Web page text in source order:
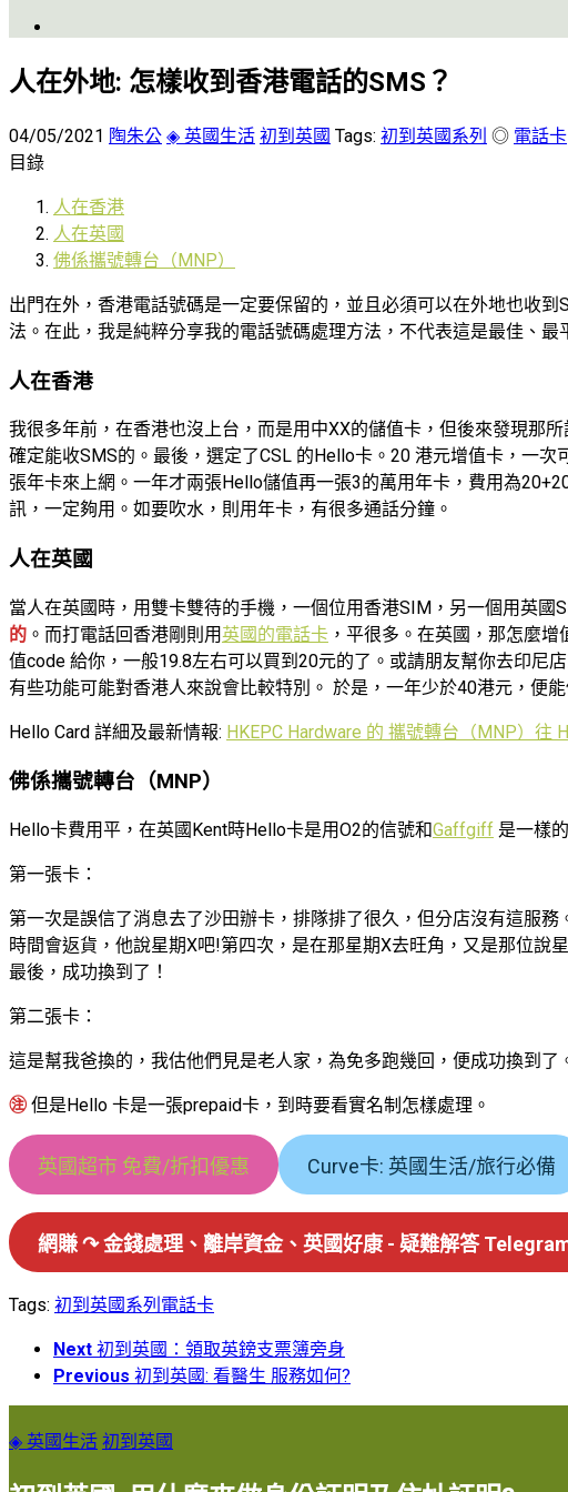
人在外地: 怎樣收到香港電話的SMS？
04/05/2021 陶朱公 ◈ 英國生活 初到英國 Tags: 初到英國系列 ◎ 電話卡
目錄
人在香港
人在英國
佛係攜號轉台（MNP）
出門在外，香港電話號碼是一定要保留的，並且必須可以在外地也收
法。在此，我是純粹分享我的電話號碼處理方法，不代表這是最佳、最
人在香港
我很多年前，在香港也沒上台，而是用中XX的儲值卡，但後來發現那
確定能收SMS的。最後，選定了CSL 的Hello卡。20 港元增值卡，一
張年卡來上網。一年才兩張Hello儲值再一張3的萬用年卡，費用為
訊，一定夠用。如要吹水，則用年卡，有很多通話分鐘。
人在英國
當人在英國時，用雙卡雙待的手機，一個位用香港SIM，另一個用英國
的 。而打電話回香港剛則用英國的電話卡 ，平很多。在英國，那怎麼
值code 給你，一般19.8左右可以買到20元的了。或請朋友幫你去印尼
有些功能可能對香港人來說會比較特別。 於是，一年少於40港元，便
Hello Card 詳細及最新情報: HKEPC Hardware 的 攜號轉台（MNP）往
佛係攜號轉台（MNP）
Hello卡費用平，在英國Kent時Hello卡是用O2的信號和Gaffgiff 是一樣
第一張卡：
第一次是誤信了消息去了沙田辦卡，排隊排了很久，但分店沒有這服
時間會返貨，他說星期X吧!第四次，是在那星期X去旺角，又是那位說
最後，成功換到了！
第二張卡：
這是幫我爸換的，我估他們見是老人家，為免多跑幾回，便成功換到了
㊟ 但是Hello 卡是一張prepaid卡，到時要看實名制怎樣處理。
英國超市 免費/折扣優惠 Curve卡: 英國生活/旅行必備
網賺 ↷ 金錢處理、離岸資金、英國好康 - 疑難解答
Tags: 初到英國系列 電話卡
Next 初到英國：領取英鎊支票簿旁身
Previous 初到英國: 看醫生 服務如何?
◈ 英國生活 初到英國